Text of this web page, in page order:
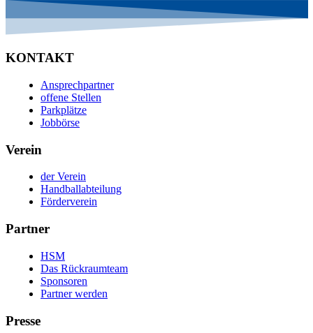
KONTAKT
Ansprechpartner
offene Stellen
Parkplätze
Jobbörse
Verein
der Verein
Handballabteilung
Förderverein
Partner
HSM
Das Rückraumteam
Sponsoren
Partner werden
Presse